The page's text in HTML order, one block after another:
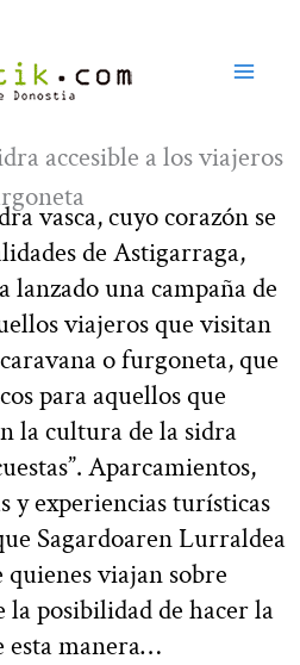
accesible a los viajeros
vasca, cuyo corazón se
de Astigarraga,
una campaña de
viajeros que visitan
o furgoneta, que
para aquellos que
la cultura de la sidra
Aparcamientos,
y experiencias turísticas
Sagardoaren Lurraldea
quienes viajan sobre
la posibilidad de hacer la
esta manera…